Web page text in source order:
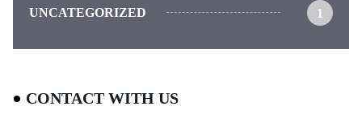
UNCATEGORIZED 1
CONTACT WITH US